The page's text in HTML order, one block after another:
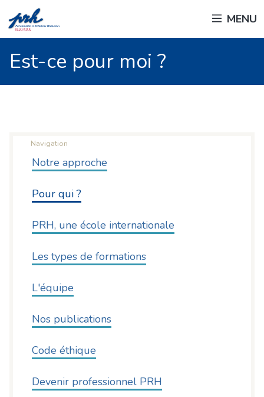
au
contenu
MENU
Est-ce pour moi ?
Navigation
Notre approche
Pour qui ?
PRH, une école internationale
Les types de formations
L'équipe
Nos publications
Code éthique
Devenir professionnel PRH